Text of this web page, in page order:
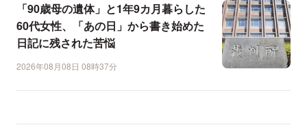
「90歳母の遺体」と1年9カ月暮らした
60代女性、「あの日」から書き始めた
日記に残された苦悩
2026年08月08日 08時37分